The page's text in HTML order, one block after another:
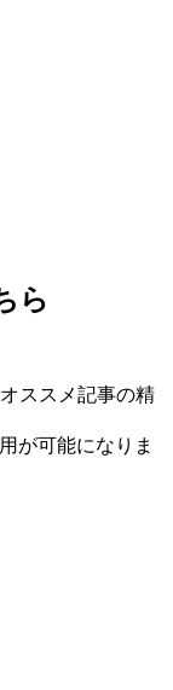
ら
ススメ記事の精
が可能になりま